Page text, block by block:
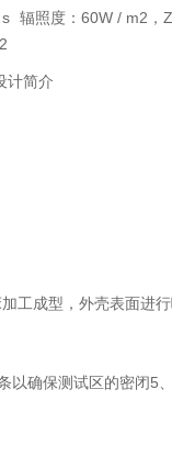
辐照度：60W / m2
计简介
工成型，外壳表面进
以确保测试区的密闭